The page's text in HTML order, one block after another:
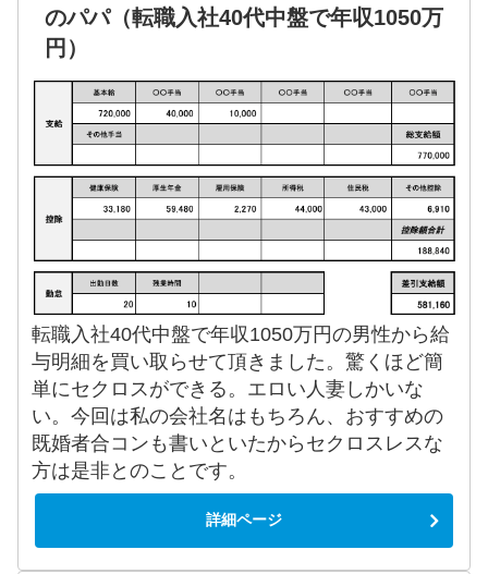
のパパ（転職入社40代中盤で年収1050万
円）
転職入社40代中盤で年収1050万円の男性から給
与明細を買い取らせて頂きました。驚くほど簡
単にセクロスができる。エロい人妻しかいな
い。今回は私の会社名はもちろん、おすすめの
既婚者合コンも書いといたからセクロスレスな
方は是非とのことです。
詳細ページ